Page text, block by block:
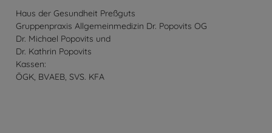
Haus der Gesundheit Preßguts
Gruppenpraxis Allgemeinmedizin Dr. Popovits OG
Dr. Michael Popovits und
Dr. Kathrin Popovits
Kassen:
ÖGK, BVAEB, SVS. KFA